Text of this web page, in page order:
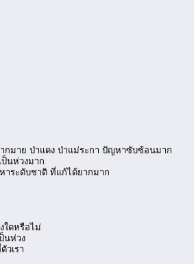
กมาย ป่าแดง ป่าแม่ระกา ปัญหาซับซ้อนมาก
นห่วงมาก
าระดับชาติ ที่แก้ได้ยากมาก
ใดหรือไม่
นห่วง
เรา